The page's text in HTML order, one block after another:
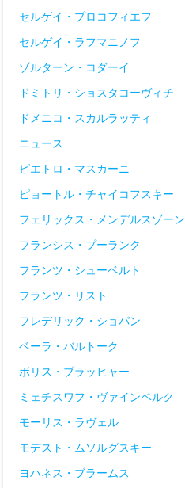
セルゲイ・プロコフィエフ
セルゲイ・ラフマニノフ
ゾルターン・コダーイ
ドミトリ・ショスタコーヴィチ
ドメニコ・スカルラッティ
ニュース
ピエトロ・マスカーニ
ピョートル・チャイコフスキー
フェリックス・メンデルスゾーン
フランシス・プーランク
フランツ・シューベルト
フランツ・リスト
フレデリック・ショパン
ベーラ・バルトーク
ボリス・ブラッヒャー
ミェチスワフ・ヴァインベルク
モーリス・ラヴェル
モデスト・ムソルグスキー
ヨハネス・ブラームス